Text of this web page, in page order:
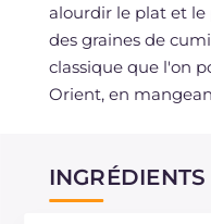
alourdir le plat et
des graines de
classique que l'on
Orient, en
INGRÉDIENTS